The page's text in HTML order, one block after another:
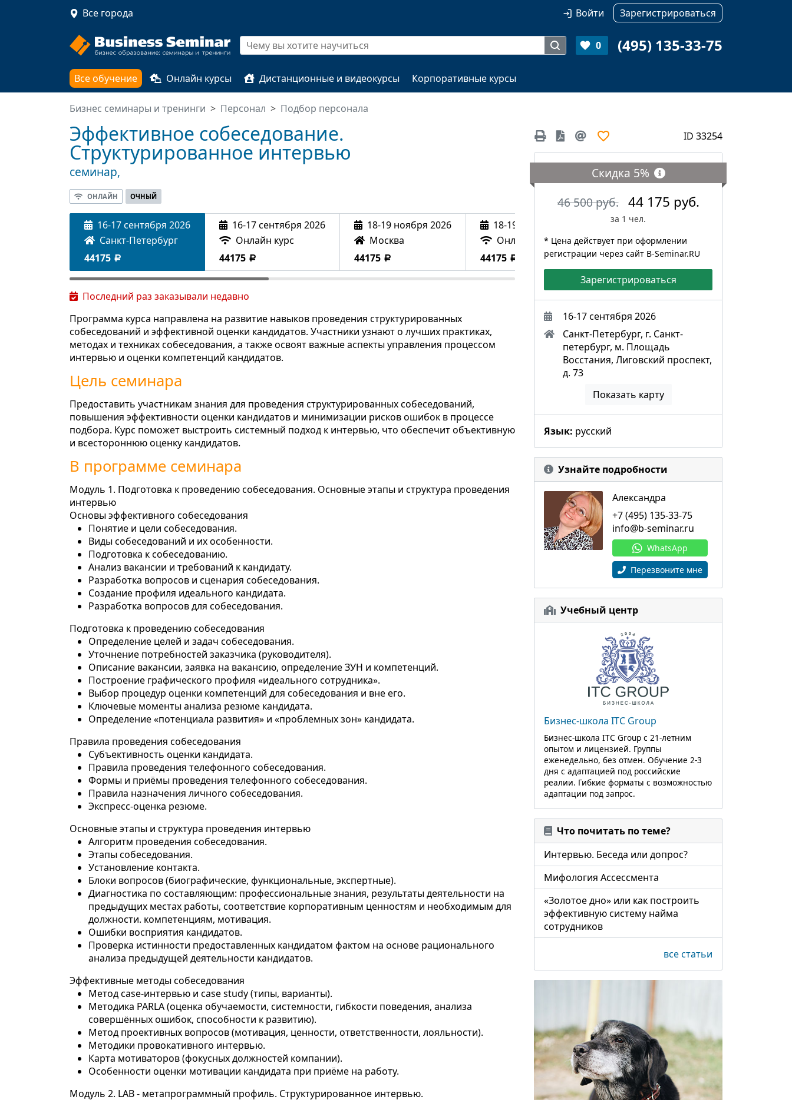
Все города Войти Зарегистрироваться
0 (495) 135-33-75
Все обучение Онлайн курсы Дистанционные и видеокурсы Корпоративные курсы
Бизнес семинары и тренинги Персонал Подбор персонала
Эффективное собеседование.
Структурированное интервью
семинар,
ОНЛАЙН ОЧНЫЙ
16-17 сентября 2026
Санкт-Петербург
44175
16-17 сентября 2026
Онлайн курс
44175
18-19 ноября 2026
Москва
44175
18-19 ноября 2026
Онлайн курс
44175
17-18 марта 2027
Москва
44175
ID 33254
Скидка 5%
46 500 руб.
44 175 руб.
за 1 чел.
* Цена действует при оформлении
регистрации через сайт B-Seminar.RU
Зарегистрироваться
16-17 сентября 2026
Санкт-Петербург, г. Санкт-
петербург, м. Площадь
Восстания, Лиговский проспект,
д. 73
Показать карту
Язык: русский
Последний раз заказывали недавно
Программа курса направлена на развитие навыков проведения структурированных
собеседований и эффективной оценки кандидатов. Участники узнают о лучших практиках,
методах и техниках собеседования, а также освоят важные аспекты управления процессом
интервью и оценки компетенций кандидатов.
Цель семинара
Предоставить участникам знания для проведения структурированных собеседований,
повышения эффективности оценки кандидатов и минимизации рисков ошибок в процессе
подбора. Курс поможет выстроить системный подход к интервью, что обеспечит объективную
и всестороннюю оценку кандидатов.
В программе семинара
Модуль 1. Подготовка к проведению собеседования. Основные этапы и структура проведения
интервью
Основы эффективного собеседования
Понятие и цели собеседования.
Виды собеседований и их особенности.
Подготовка к собеседованию.
Анализ вакансии и требований к кандидату.
Разработка вопросов и сценария собеседования.
Создание профиля идеального кандидата.
Разработка вопросов для собеседования.
Подготовка к проведению собеседования
Определение целей и задач собеседования.
Уточнение потребностей заказчика (руководителя).
Описание вакансии, заявка на вакансию, определение ЗУН и компетенций.
Построение графического профиля «идеального сотрудника».
Выбор процедур оценки компетенций для собеседования и вне его.
Ключевые моменты анализа резюме кандидата.
Определение «потенциала развития» и «проблемных зон» кандидата.
Правила проведения собеседования
Субъективность оценки кандидата.
Правила проведения телефонного собеседования.
Формы и приёмы проведения телефонного собеседования.
Правила назначения личного собеседования.
Экспресс-оценка резюме.
Основные этапы и структура проведения интервью
Алгоритм проведения собеседования.
Этапы собеседования.
Установление контакта.
Блоки вопросов (биографические, функциональные, экспертные).
Диагностика по составляющим: профессиональные знания, результаты деятельности на
предыдущих местах работы, соответствие корпоративным ценностям и необходимым для
должности. компетенциям, мотивация.
Ошибки восприятия кандидатов.
Проверка истинности предоставленных кандидатом фактом на основе рационального
анализа предыдущей деятельности кандидатов.
Эффективные методы собеседования
Метод case-интервью и case study (типы, варианты).
Методика PARLA (оценка обучаемости, системности, гибкости поведения, анализа
совершённых ошибок, способности к развитию).
Метод проективных вопросов (мотивация, ценности, ответственности, лояльности).
Методики провокативного интервью.
Карта мотиваторов (фокусных должностей компании).
Особенности оценки мотивации кандидата при приёме на работу.
Модуль 2. LAB - метапрограммный профиль. Структурированное интервью.
Узнайте подробности
Александра
+7 (495) 135-33-75
info@b-seminar.ru
WhatsApp
Перезвоните мне
Учебный центр
Бизнес-школа ITC Group
Бизнес-школа ITC Group с 21-летним
опытом и лицензией. Группы
еженедельно, без отмен. Обучение 2-3
дня с адаптацией под российские
реалии. Гибкие форматы с возможностью
адаптации под запрос.
Что почитать по теме?
Интервью. Беседа или допрос?
Мифология Ассессмента
«Золотое дно» или как построить
эффективную систему найма
сотрудников
все статьи